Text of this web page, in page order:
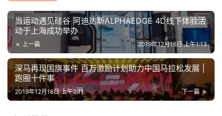
当运动遇见硅谷 阿迪达斯ALPHAEDGE 4D线下体验活
动于上海成功举办
上一篇 2019年12月16日 上午1:13
深马再现国旗事件 百万激励计划助力中国马拉松发展 |
跑圈十件事
下一篇
2019年12月16日 上午2:11